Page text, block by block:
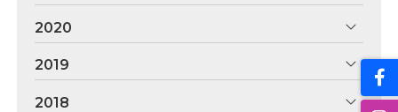
2020
2019
2018